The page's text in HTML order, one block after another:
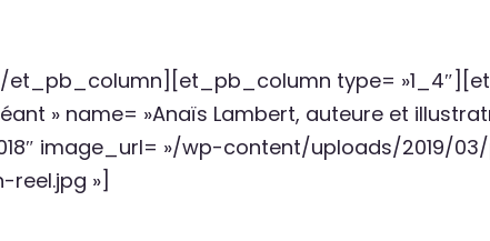
type=
» name= »Anaïs Lambert, auteure et
image_url= »/wp-content/uploads/2019/
»]